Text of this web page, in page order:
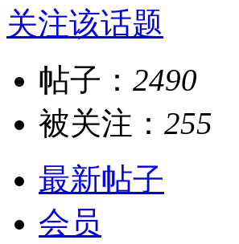
关注该话题
帖子： 2490
被关注： 255
最新帖子
会员